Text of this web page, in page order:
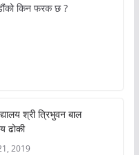
किन फरक छ ?
श्री त्रिभुवन बाल
ढोकी
2019